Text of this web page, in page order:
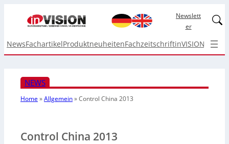
Newslett
er
NewsFachartikelProduktneuheitenFachzeitschriftinVISION Top
NEWS
Home»Allgemein»Control China 2013
Control China 2013